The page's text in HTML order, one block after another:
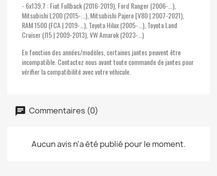
- 6x139,7 : Fiat Fullback (2016-2019), Ford Ranger (2006-...),
Mitsubishi L200 (2015-...), Mitsubishi Pajero [V80 | 2007-2021),
RAM 1500 (FCA | 2019-…), Toyota Hilux (2005-...), Toyota Land
Cruiser (J15 | 2009-2013), VW Amarok (2023-…)
En fonction des années/modèles, certaines jantes peuvent être
incompatible. Contactez nous avant toute commande de jantes pour
vérifier la compatibilité avec votre véhicule.
Commentaires (0)
Aucun avis n'a été publié pour le moment.